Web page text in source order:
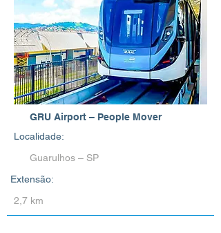
GRU Airport – People Mover
Localidade:
Guarulhos – SP
Extensão:
2,7 km